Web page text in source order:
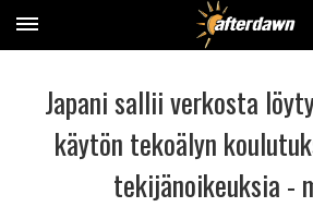
Japani sallii verkosta
käytön tekoälyn
tekijänoikeuksia -